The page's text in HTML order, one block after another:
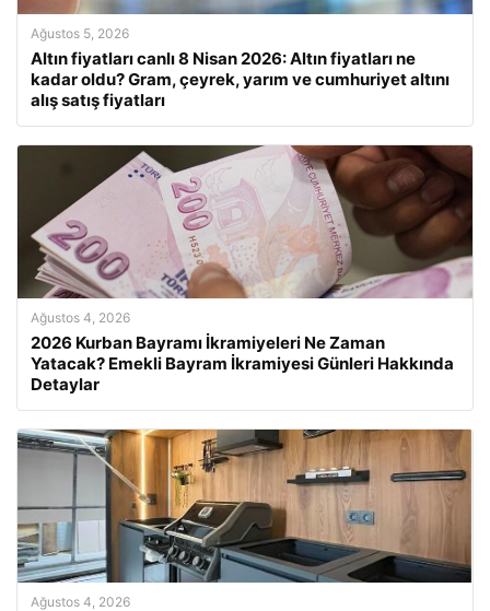
Ağustos 5, 2026
Altın fiyatları canlı 8 Nisan 2026: Altın fiyatları ne
kadar oldu? Gram, çeyrek, yarım ve cumhuriyet altını
alış satış fiyatları
Ağustos 4, 2026
2026 Kurban Bayramı İkramiyeleri Ne Zaman
Yatacak? Emekli Bayram İkramiyesi Günleri Hakkında
Detaylar
Ağustos 4, 2026